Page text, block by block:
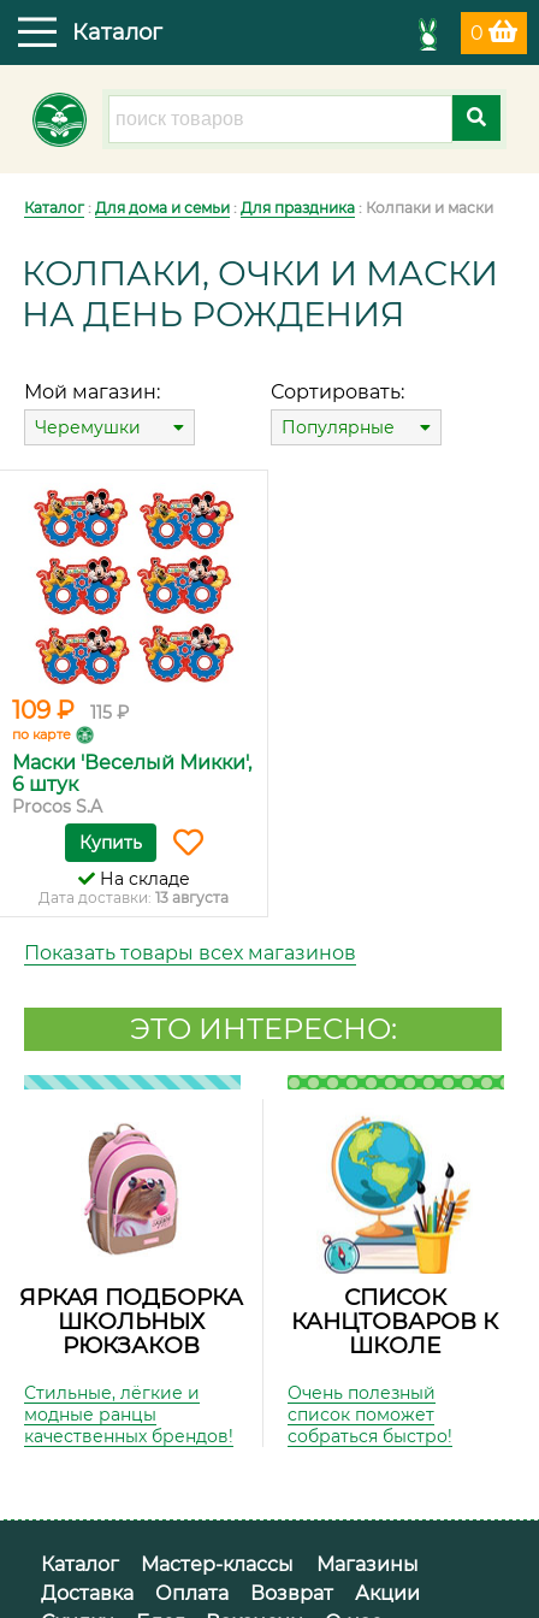
0
Каталог
Каталог: Для дома и семьи : Для праздника : Колпаки и маски
КОЛПАКИ, ОЧКИ И МАСКИ
НА ДЕНЬ РОЖДЕНИЯ
Мой магазин:
Черемушки
Сортировать:
Популярные
109 ₽ 115 ₽
по карте
Маски 'Веселый Микки',
6 штук
Procos S.A
Купить
На складе
Дата доставки: 13 августа
Показать товары всех магазинов
ЭТО ИНТЕРЕСНО:
ЯРКАЯ ПОДБОРКА
ШКОЛЬНЫХ
РЮКЗАКОВ
Стильные, лёгкие и
модные ранцы
качественных брендов!
СПИСОК
КАНЦТОВАРОВ К
ШКОЛЕ
Очень полезный
список поможет
собраться быстро!
Каталог Мастер-классы
Магазины
Доставка
Оплата Возврат
Акции